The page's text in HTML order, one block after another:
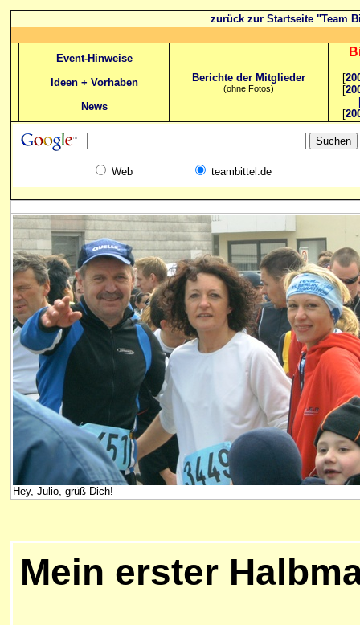
zurück zur Startseite "Team
Event-Hinweise
Ideen + Vorhaben
News
Berichte der Mitglieder
(ohne Fotos)
[
[
[
Web teambittel.de
Hey, Julio, grüß Dich!
Mein erster